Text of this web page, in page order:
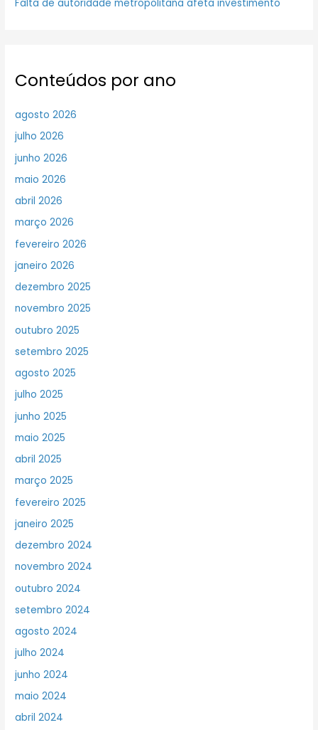
Falta de autoridade metropolitana afeta investimento
Conteúdos por ano
agosto 2026
julho 2026
junho 2026
maio 2026
abril 2026
março 2026
fevereiro 2026
janeiro 2026
dezembro 2025
novembro 2025
outubro 2025
setembro 2025
agosto 2025
julho 2025
junho 2025
maio 2025
abril 2025
março 2025
fevereiro 2025
janeiro 2025
dezembro 2024
novembro 2024
outubro 2024
setembro 2024
agosto 2024
julho 2024
junho 2024
maio 2024
abril 2024